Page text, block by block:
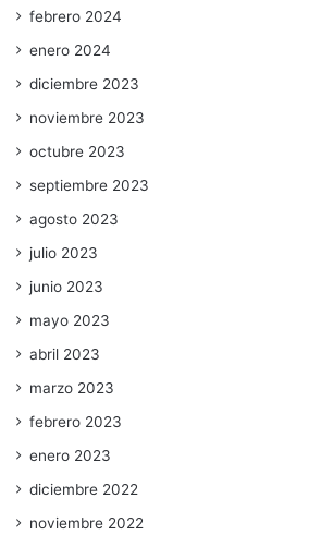
febrero 2024
enero 2024
diciembre 2023
noviembre 2023
octubre 2023
septiembre 2023
agosto 2023
julio 2023
junio 2023
mayo 2023
abril 2023
marzo 2023
febrero 2023
enero 2023
diciembre 2022
noviembre 2022